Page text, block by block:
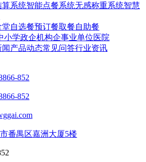
算系统智能点餐系统无感称重系统智慧
堂自选餐预订餐取餐自助餐
小学政企机构企事业单位医院
产品动态常见问答行业资讯
852
852
番禺区嘉洲大厦5楼